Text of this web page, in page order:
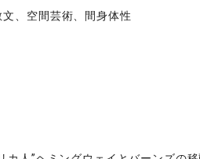
、空間芸術、間身体性